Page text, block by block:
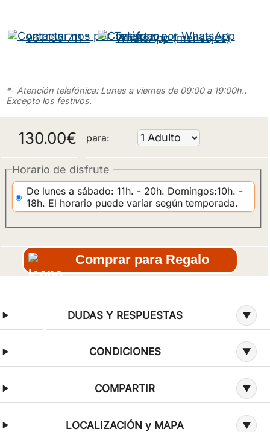
961 155 711 * WhatsApp (mensajes)
*- Atención telefónica: Lunes a viernes de 09:00 a 19:00h..
Excepto los festivos.
130.00€ para:
Horario de disfrute
De lunes a sábado: 11h. - 20h. Domingos:10h. -
18h. El horario puede variar según temporada.
Comprar para Regalo
Información adicional sobre la experiencia regalo
DUDAS Y RESPUESTAS
CONDICIONES
COMPARTIR
LOCALIZACIÓN y MAPA